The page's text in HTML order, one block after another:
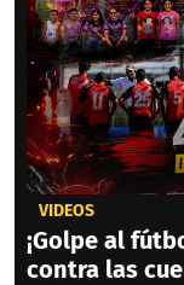
VIDEOS
¡Golpe al
contra las